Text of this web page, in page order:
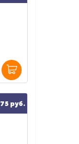
75 руб.